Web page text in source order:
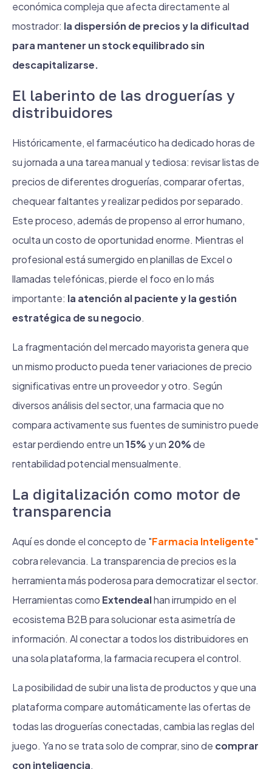
económica compleja que afecta directamente al
mostrador: la dispersión de precios y la dificultad
para mantener un stock equilibrado sin
descapitalizarse.
El laberinto de las droguerías y
distribuidores
Históricamente, el farmacéutico ha dedicado horas de
su jornada a una tarea manual y tediosa: revisar listas de
precios de diferentes droguerías, comparar ofertas,
chequear faltantes y realizar pedidos por separado.
Este proceso, además de propenso al error humano,
oculta un costo de oportunidad enorme. Mientras el
profesional está sumergido en planillas de Excel o
llamadas telefónicas, pierde el foco en lo más
importante: la atención al paciente y la gestión
estratégica de su negocio.
La fragmentación del mercado mayorista genera que
un mismo producto pueda tener variaciones de precio
significativas entre un proveedor y otro. Según
diversos análisis del sector, una farmacia que no
compara activamente sus fuentes de suministro puede
estar perdiendo entre un15% y un 20%de
rentabilidad potencial mensualmente.
La digitalización como motor de
transparencia
Aquí es donde el concepto de "Farmacia Inteligente"
cobra relevancia. La transparencia de precios es la
herramienta más poderosa para democratizar el sector.
Herramientas como Extendealhan irrumpido en el
ecosistema B2B para solucionar esta asimetría de
información. Al conectar a todos los distribuidores en
una sola plataforma, la farmacia recupera el control.
La posibilidad de subir una lista de productos y que una
plataforma compare automáticamente las ofertas de
todas las droguerías conectadas, cambia las reglas del
juego. Ya no se trata solo de comprar, sino de comprar
con inteligencia.